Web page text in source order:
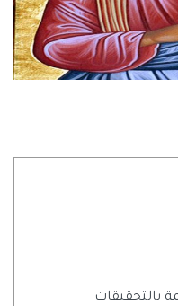
بالتحقيقات